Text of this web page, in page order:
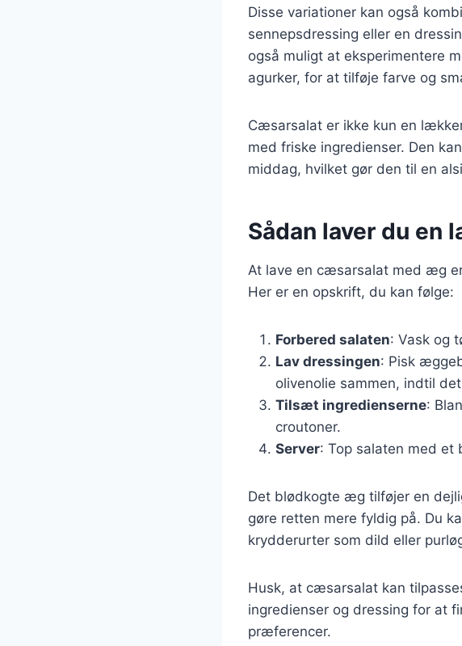
Disse variationer kan også
sennepsdressing eller en
også muligt at eksperimentere
agurker, for at tilføje farve og
Cæsarsalat er ikke kun en
med friske ingredienser. Den
middag, hvilket gør den til en
Sådan laver du
At lave en cæsarsalat med æg
Her er en opskrift, du kan følge:
Forbered salaten: Vask og
Lav dressingen: Pisk
olivenolie sammen, indtil
Tilsæt ingredienserne:
croutoner.
Server: Top salaten med
Det blødkogte æg tilføjer en
gøre retten mere fyldig på. Du
krydderurter som dild eller
Husk, at cæsarsalat kan
ingredienser og dressing for at
præferencer.